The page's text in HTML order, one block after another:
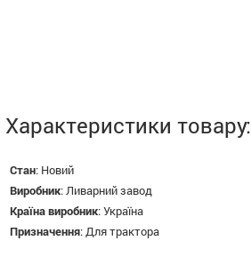
Характеристики товару:
Стан: Новий
Виробник: Ливарний завод
Країна виробник:Україна
Призначення: Для трактора